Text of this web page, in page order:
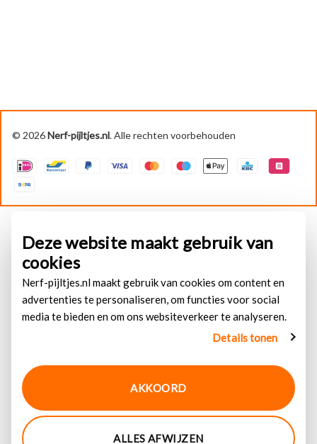
Deze website maakt gebruik van
cookies
Nerf-pijltjes.nl maakt gebruik van cookies om content en
advertenties te personaliseren, om functies voor social
media te bieden en om ons websiteverkeer te analyseren.
Details tonen
AKKOORD
ALLES AFWIJZEN
© 2026Nerf-pijltjes.nl. Alle rechten voorbehouden